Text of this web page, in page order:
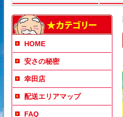
HOME
安さの秘密
幸田店
配送エリアマップ
FAQ